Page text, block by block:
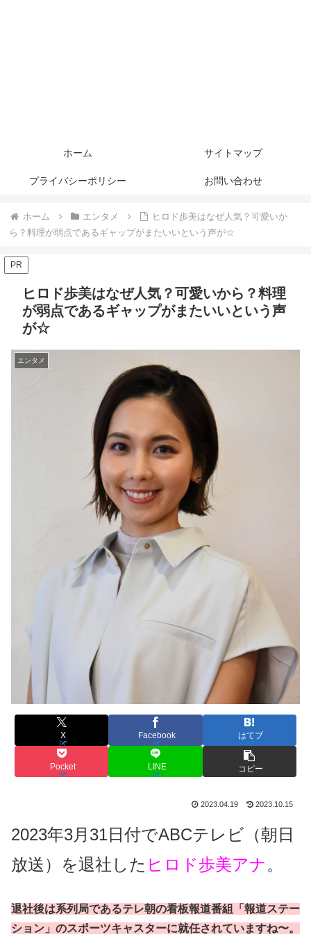
ホーム サイトマップ
プライバシーポリシー お問い合わせ
ホーム エンタメ
ヒロド歩美はなぜ人気？可愛いか
ら？料理が弱点であるギャップがまたいいという声が☆
PR
ヒロド歩美はなぜ人気？可愛いから？料理
が弱点であるギャップがまたいいという声
が☆
エンタメ
X Facebook はてブ
Pocket LINE コピー
2023.04.19 2023.10.15
2023年3月31日付でABCテレビ（朝日
放送）を退社した ヒロド歩美アナ。
退社後は系列局であるテレ朝の看板報道番組「報道ステー
ション」のスポーツキャスターに就任されていますね〜。